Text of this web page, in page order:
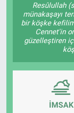
Resûlullah
münakaşayı
bir köşke
Cennet'in
güzelleştiren
İMSAK